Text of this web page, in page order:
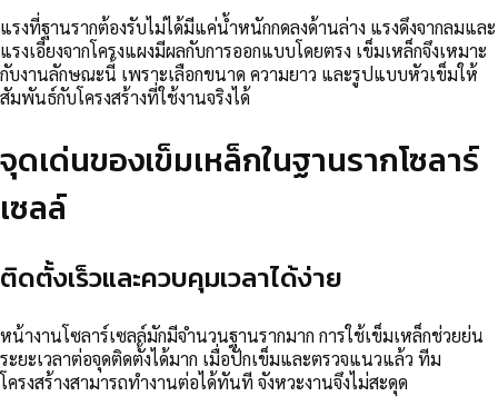
แรงที่ฐานรากต้องรับไม่ได้มีแค่น้ำหนักกดลงด้านล่าง แรงดึงจากลมและ
แรงเอียงจากโครงแผงมีผลกับการออกแบบโดยตรง เข็มเหล็กจึงเหมาะ
กับงานลักษณะนี้ เพราะเลือกขนาด ความยาว และรูปแบบหัวเข็มให้
สัมพันธ์กับโครงสร้างที่ใช้งานจริงได้
จุดเด่นของเข็มเหล็กในฐานรากโซลาร์
เซลล์
ติดตั้งเร็วและควบคุมเวลาได้ง่าย
หน้างานโซลาร์เซลล์มักมีจำนวนฐานรากมาก การใช้เข็มเหล็กช่วยย่น
ระยะเวลาต่อจุดติดตั้งได้มาก เมื่อปักเข็มและตรวจแนวแล้ว ทีม
โครงสร้างสามารถทำงานต่อได้ทันที จังหวะงานจึงไม่สะดุด